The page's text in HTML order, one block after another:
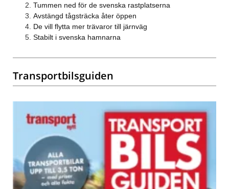
Tummen ned för de svenska rastplatserna
Avstängd tågsträcka åter öppen
De vill flytta mer trävaror till järnväg
Stabilt i svenska hamnarna
Transportbilsguiden